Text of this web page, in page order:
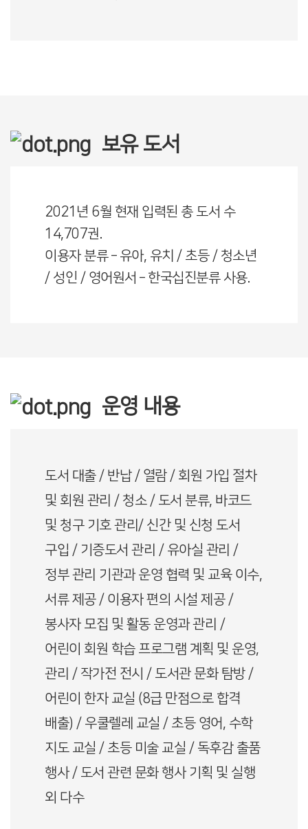
보유 도서
2021년 6월 현재 입력된 총 도서 수
14,707권.
이용자 분류 – 유아, 유치 / 초등 / 청소년
/ 성인 / 영어원서 – 한국십진분류 사용.
운영 내용
도서 대출 / 반납 / 열람 / 회원 가입 절차
및 회원 관리 / 청소 / 도서 분류, 바코드
및 청구 기호 관리/ 신간 및 신청 도서
구입 / 기증도서 관리 / 유아실 관리 /
정부 관리 기관과 운영 협력 및 교육 이수,
서류 제공 / 이용자 편의 시설 제공 /
봉사자 모집 및 활동 운영과 관리 /
어린이 회원 학습 프로그램 계획 및 운영,
관리 / 작가전 전시 / 도서관 문화 탐방 /
어린이 한자 교실 (8급 만점으로 합격
배출) / 우쿨렐레 교실 / 초등 영어, 수학
지도 교실 / 초등 미술 교실 / 독후감 출품
행사 / 도서 관련 문화 행사 기획 및 실행
외 다수